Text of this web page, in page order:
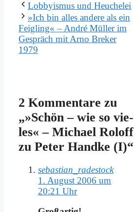
Lob­by­is­mus und Heu­che­lei
»Ich bin al­les an­de­re als ein
Feig­ling« – An­dré Mül­ler im
Ge­spräch mit Ar­no Bre­ker
1979
2 Kommentare zu
„»Schön – wie so vie­
les« – Mi­cha­el Rol­off
zu Pe­ter Hand­ke (I)“
sebastian_radestock
1. August 2006 um
20:21 Uhr